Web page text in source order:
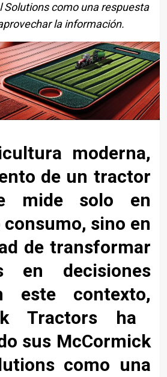
Solutions como una respuesta
la información.
moderna,
de un tractor
mide solo en
sino en
de transformar
en decisiones
este contexto,
Tractorsha
sus McCormick
como una